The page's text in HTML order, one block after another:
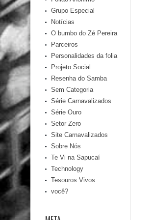
Grupo Especial
Notícias
O bumbo do Zé Pereira
Parceiros
Personalidades da folia
Projeto Social
Resenha do Samba
Sem Categoria
Série Carnavalizados
Série Ouro
Setor Zero
Site Carnavalizados
Sobre Nós
Te Vi na Sapucaí
Technology
Tesouros Vivos
você?